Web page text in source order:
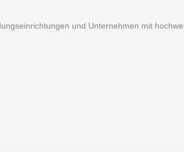
und Unternehmen mit